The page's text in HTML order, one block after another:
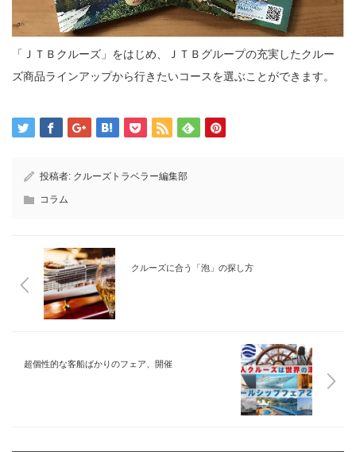
「ＪＴＢクルーズ」をはじめ、ＪＴＢグループの充実したクルー
ズ商品ラインアップから行きたいコースを選ぶことができます。
投稿者: クルーズトラベラー編集部
コラム
クルーズに合う「泡」の探し方
超個性的な客船ばかりのフェア、開催